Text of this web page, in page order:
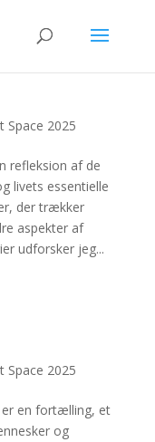
Space 2025
refleksion af de
livets essentielle
der trækker
aspekter af
udforsker jeg...
Space 2025
er en fortælling, et
og